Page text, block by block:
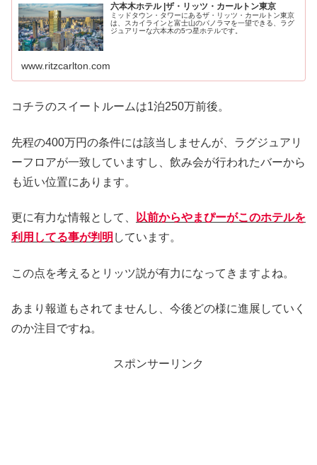
六本木ホテル |ザ・リッツ・カールトン東京
ミッドタウン・タワーにあるザ・リッツ・カールトン東京
は、スカイラインと富士山のパノラマを一望できる、ラグ
ジュアリーな六本木の5つ星ホテルです。
www.ritzcarlton.com
コチラのスイートルームは1泊250万前後。
先程の400万円の条件には該当しませんが、ラグジュアリ
ーフロアが一致していますし、飲み会が行われたバーから
も近い位置にあります。
更に有力な情報として、
以前からやまぴーがこのホテルを
利用してる事が判明 しています。
この点を考えるとリッツ説が有力になってきますよね。
あまり報道もされてませんし、今後どの様に進展していく
のか注目ですね。
スポンサーリンク